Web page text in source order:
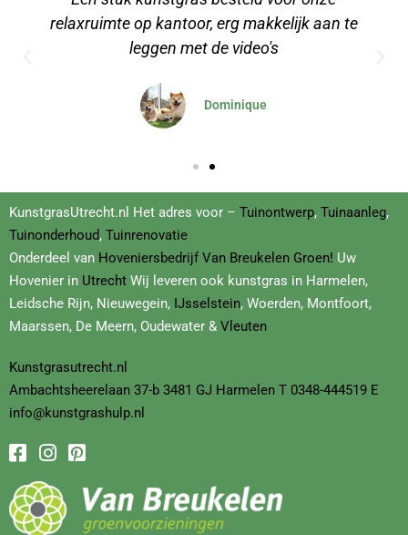
relaxruimte op kantoor, erg makkelijk aan te
leggen met de video's
Dominique
KunstgrasUtrecht.nl Het adres voor – Tuinontwerp, Tuinaanleg,
Tuinonderhoud, Tuinrenovatie
Onderdeel van Hoveniersbedrijf Van Breukelen Groen! Uw
Hovenier in Utrecht Wij leveren ook kunstgras in Harmelen,
Leidsche Rijn, Nieuwegein, IJsselstein, Woerden, Montfoort,
Maarssen, De Meern, Oudewater & Vleuten
Kunstgrasutrecht.nl
Ambachtsheerelaan 37-b 3481 GJ Harmelen T 0348-444519 E
info@kunstgrashulp.nl